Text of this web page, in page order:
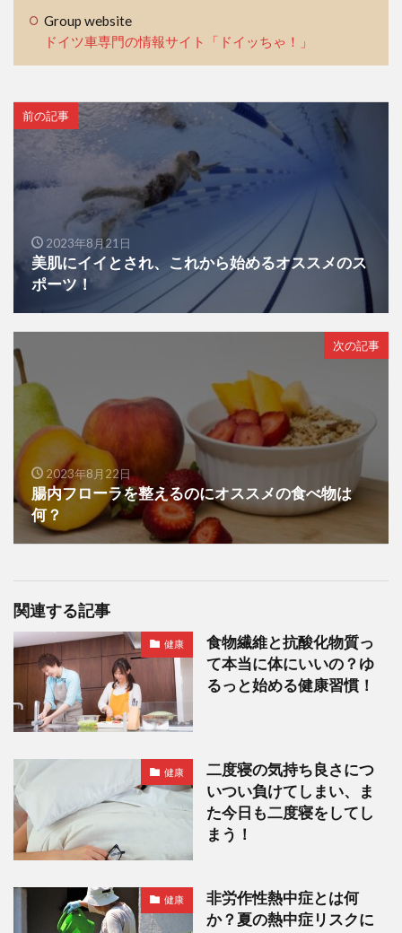
Group website
ドイツ車専門の情報サイト「ドイッちゃ！」
前の記事
2023年8月21日
美肌にイイとされ、これから始めるオススメのス
ポーツ！
次の記事
2023年8月22日
腸内フローラを整えるのにオススメの食べ物は
何？
関連する記事
健康
食物繊維と抗酸化物質っ
て本当に体にいいの？ゆ
るっと始める健康習慣！
健康
二度寝の気持ち良さにつ
いつい負けてしまい、ま
た今日も二度寝をしてし
まう！
健康
非労作性熱中症とは何
か？夏の熱中症リスクに